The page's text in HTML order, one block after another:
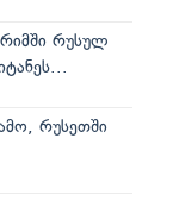
რუსულ
რუსეთში